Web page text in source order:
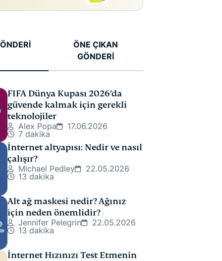
ÖNE ÇIKAN
GÖNDERİ
FIFA Dünya Kupası 2026’da
güvende kalmak için gerekli
teknolojiler
Alex Popa
17.06.2026
7 dakika
İnternet altyapısı: Nedir ve nasıl
çalışır?
Michael Pedley
22.05.2026
13 dakika
Alt ağ maskesi nedir? Ağınız
için neden önemlidir?
Jennifer Pelegrin
22.05.2026
13 dakika
İnternet Hızınızı Test Etmenin